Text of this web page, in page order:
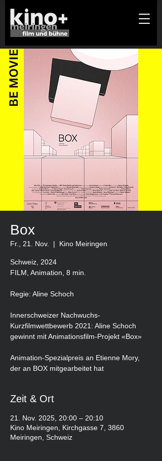
Box
Fr., 21. Nov.
  |
Kino Meiringen
Schweiz, 2024
FILM, Animation, 8 min.
Regie: Aline Schoch
Innerschweizer Nachwuchs-
Kurzfilmwettbewerb 2021: Aline Schoch
gewinnt mit Animationsfilm-Projekt «Box»
Animation-Spezialpreis an Etienne Mory,
der an BOX mitgearbeitet hat
Zeit & Ort
21. Nov. 2025, 20:00 – 20:10
Kino Meiringen, Kirchgasse 7, 3860
Meiringen, Schweiz